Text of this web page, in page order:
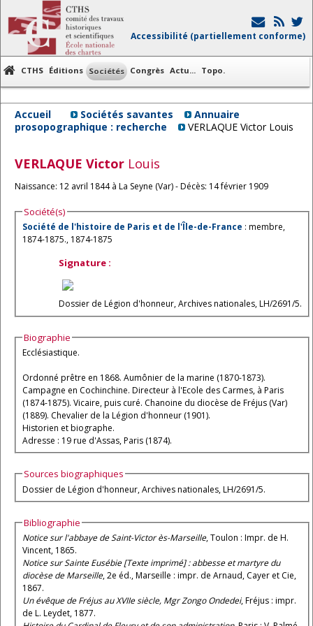
Accessibilité (partiellement conforme)
CTHS Éditions Sociétés Congrès Actu... Topo.
Accueil Sociétés savantes
Annuaire
prosopographique : recherche
VERLAQUE Victor Louis
VERLAQUE Victor Louis
Naissance: 12 avril 1844 à La Seyne (Var) - Décès: 14 février 1909
Société(s)
Société de l'histoire de Paris et de l'Île-de-France : membre,
1874-1875., 1874-1875
Signature :
Dossier de Légion d'honneur, Archives nationales, LH/2691/5.
Biographie
Ecclésiastique.
Ordonné prêtre en 1868. Aumônier de la marine (1870-1873).
Campagne en Cochinchine. Directeur à l'Ecole des Carmes, à Paris
(1874-1875). Vicaire, puis curé. Chanoine du diocèse de Fréjus (Var)
(1889). Chevalier de la Légion d'honneur (1901).
Historien et biographe.
Adresse : 19 rue d'Assas, Paris (1874).
Sources biographiques
Dossier de Légion d'honneur, Archives nationales, LH/2691/5.
Bibliographie
Notice sur l'abbaye de Saint-Victor ès-Marseille, Toulon : Impr. de H.
Vincent, 1865.
Notice sur Sainte Eusébie [Texte imprimé] : abbesse et martyre du
diocèse de Marseille, 2e éd., Marseille : impr. de Arnaud, Cayer et Cie,
1867.
Un évêque de Fréjus au XVIIe siècle, Mgr Zongo Ondedei, Fréjus : impr.
de L. Leydet, 1877.